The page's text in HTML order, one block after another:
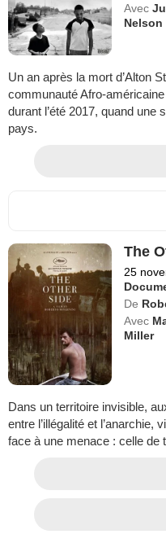
Avec
Nelson
Un an après la mort d’Alton
communauté Afro-
durant l’été 2017, quand une
pays.
The
25
De
Avec
Miller
Dans un territoire invisible,
entre l’illégalité et l’anarchie,
face à une menace : celle de